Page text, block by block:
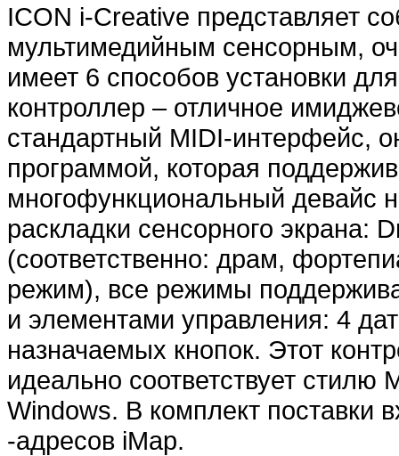
ICON i-Creative представляет
мультимедийным сенсорным,
имеет 6 способов установки
контроллер – отличное
стандартный MIDI-интерфейс,
программой, которая
многофункциональный девайс
раскладки сенсорного экрана:
(соответственно: драм,
режим), все режимы
и элементами управления: 4
назначаемых кнопок. Этот
идеально соответствует
Windows. В комплект поставки
-адресов iMap.